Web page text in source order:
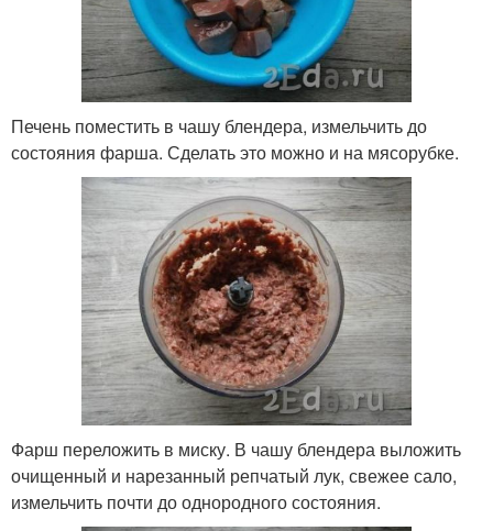
Печень поместить в чашу блендера, измельчить до
состояния фарша. Сделать это можно и на мясорубке.
Фарш переложить в миску. В чашу блендера выложить
очищенный и нарезанный репчатый лук, свежее сало,
измельчить почти до однородного состояния.